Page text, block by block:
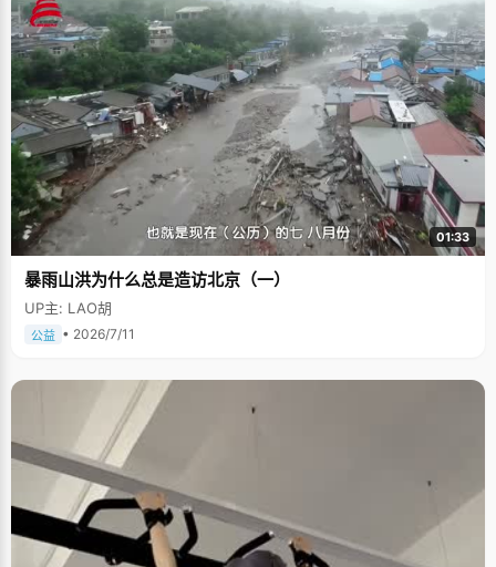
01:33
暴雨山洪为什么总是造访北京（一）
UP主: LAO胡
公益 • 2026/7/11